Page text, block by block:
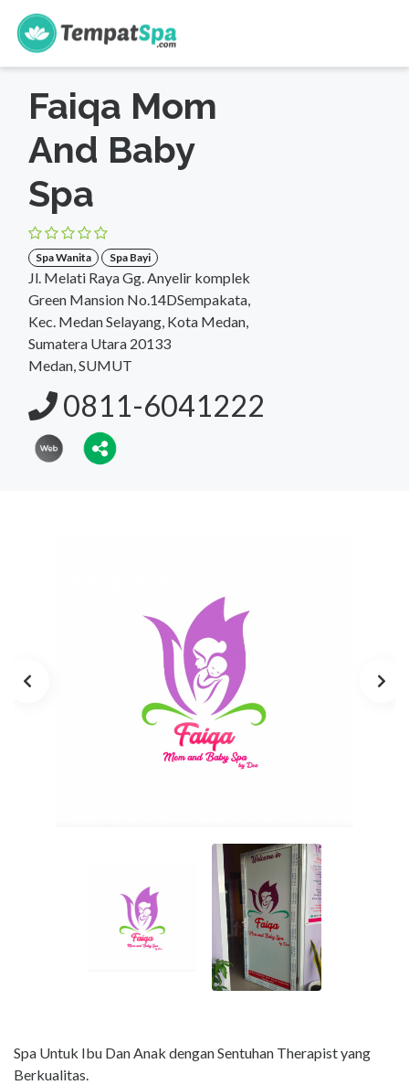
s
Faiqa Mom
And Baby
Spa
Spa Wanita Spa Bayi
Jl. Melati Raya Gg. Anyelir komplek
Green Mansion No.14DSempakata,
Kec. Medan Selayang, Kota Medan,
Sumatera Utara 20133
Medan, SUMUT
0811-6041222
Spa Untuk Ibu Dan Anak dengan Sentuhan Therapist yang
Berkualitas.